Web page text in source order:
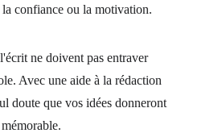
confiance ou la motivation.
ne doivent pas entraver
Avec une aide à la rédaction
doute que vos idées donneront